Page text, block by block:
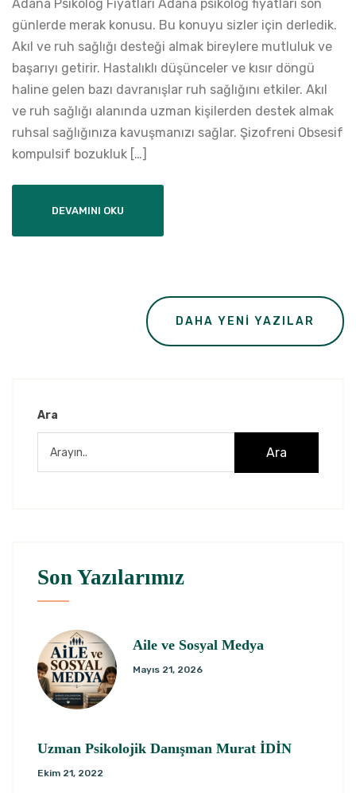
Adana Psikolog Fiyatları Adana psikolog fiyatları son
günlerde merak konusu. Bu konuyu sizler için derledik.
Akıl ve ruh sağlığı desteği almak bireylere mutluluk ve
başarıyı getirir. Hastalıklı düşünceler ve kısır döngü
haline gelen bazı davranışlar ruh sağlığını etkiler. Akıl
ve ruh sağlığı alanında uzman kişilerden destek almak
ruhsal sağlığınıza kavuşmanızı sağlar. Şizofreni Obsesif
kompulsif bozukluk […]
DEVAMINI OKU
DAHA YENI YAZILAR
Ara
Ara
Son Yazılarımız
Aile ve Sosyal Medya
Mayıs 21, 2026
Uzman Psikolojik Danışman Murat İDİN
Ekim 21, 2022